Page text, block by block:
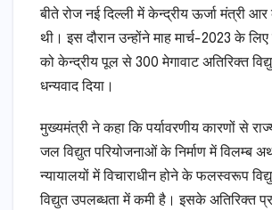
बीते रोज नई दिल्ली में केन्द्रीय ऊर्जा मंत्री
थी। इस दौरान उन्होंने माह मार्च-2023 के लिए
को केन्द्रीय पूल से 300 मेगावाट अतिरिक्त
धन्यवाद दिया।
मुख्यमंत्री ने कहा कि पर्यावरणीय कारणों से
जल विद्युत परियोजनाओं के निर्माण में विलम्ब
न्यायालयों में विचाराधीन होने के फलस्वरूप
विद्युत उपलब्धता में कमी है। इसके अतिरिक्त